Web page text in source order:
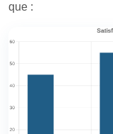
que :